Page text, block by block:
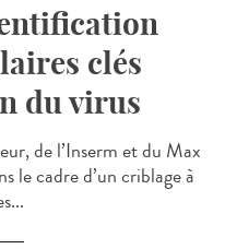
clés
du virus
de l’Inserm et du Max
le cadre d’un criblage à